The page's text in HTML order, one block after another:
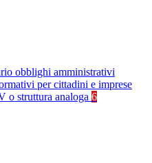
obblighi amministrativi
per cittadini e imprese
o struttura analoga 6